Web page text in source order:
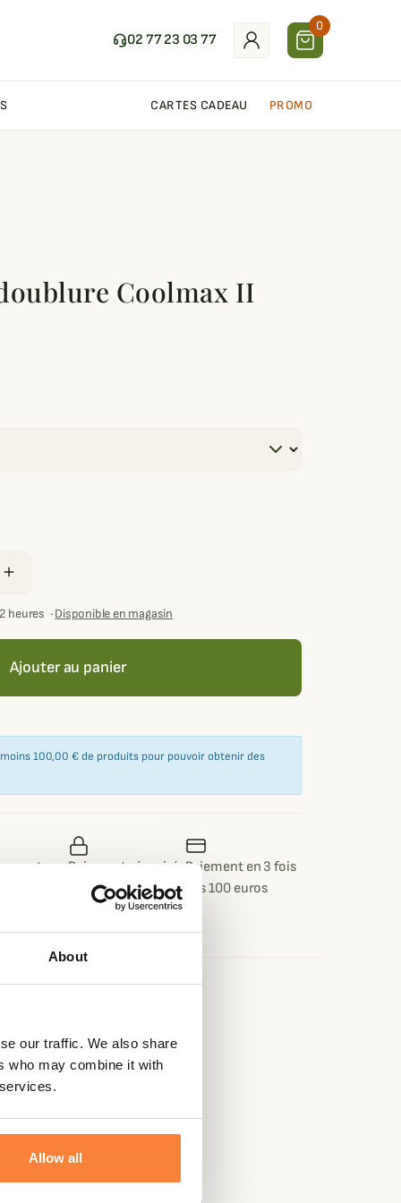
About
our traffic. We also share
who may combine it with
Allow all
02 77 23 03 77
0
CARTES CADEAU PROMO
Coolmax II
add
heures ·Disponible en magasin
Ajouter au panier
100,00 € de produits pour pouvoir obtenir des
ou retour
Paiement sécurisé Paiement en 3 fois
dès 100 euros